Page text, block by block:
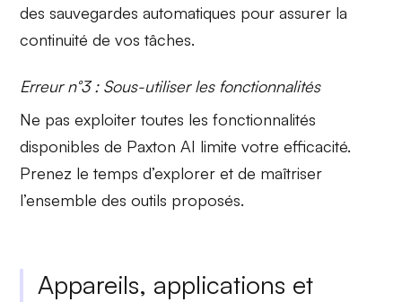
des sauvegardes automatiques pour assurer la
continuité de vos tâches.
Erreur n°3 : Sous-utiliser les fonctionnalités
Ne pas exploiter toutes lesfonctionnalités
disponibles de Paxton AI limite votre efficacité.
Prenez le temps d’explorer et de maîtriser
l’ensemble des outils proposés.
Appareils, applications et